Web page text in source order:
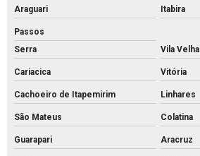
Mourões de concreto 10x10 preço
Mourões de concreto para alambrado
Mourões de concreto para cerca preço
Mourões de concreto para cerca valores
Mourões de concreto para cerca
Mourões de concreto curvo
Palanque de concreto 10x10
Araguari Itabira
Passos
Serra
Vila Velha
Cariacica Vitória
Cachoeiro de Itapemirim Linhares
São Mateus Colatina
Guarapari Aracruz